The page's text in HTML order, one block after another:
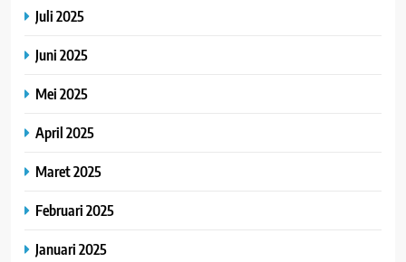
Juli 2025
Juni 2025
Mei 2025
April 2025
Maret 2025
Februari 2025
Januari 2025